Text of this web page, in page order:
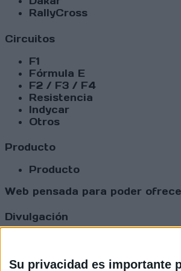
Su privacidad es importante
RallyCross
Circuitos
F1
Fórmula E
F2 / F3 / F4
Resistencia
Indycar
Otros
Producto
Producto
Web pensada para poder
Divulgación
Comunicados